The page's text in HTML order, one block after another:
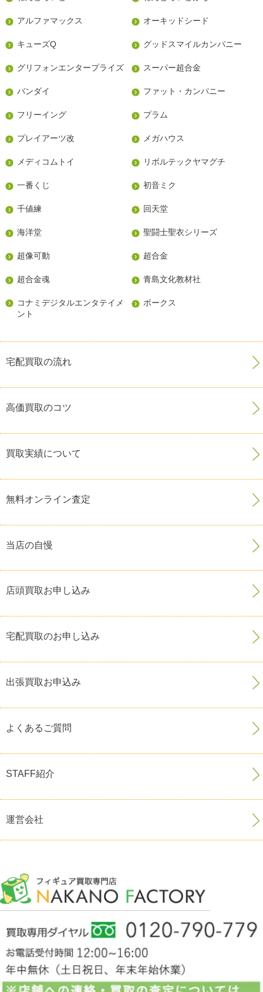
アルファマックス オーキッドシード
キューズQ グッドスマイルカンパニー
グリフォンエンタープライズ スーパー超合金
バンダイ ファット・カンパニー
フリーイング プラム
プレイアーツ改 メガハウス
メディコムトイ リボルテックヤマグチ
一番くじ 初音ミク
千値練 回天堂
海洋堂 聖闘士聖衣シリーズ
超像可動 超合金
超合金魂 青島文化教材社
コナミデジタルエンタテイメ
ント
ボークス
宅配買取の流れ
高価買取のコツ
買取実績について
無料オンライン査定
当店の自慢
店頭買取お申し込み
宅配買取のお申し込み
出張買取お申込み
よくあるご質問
STAFF紹介
運営会社